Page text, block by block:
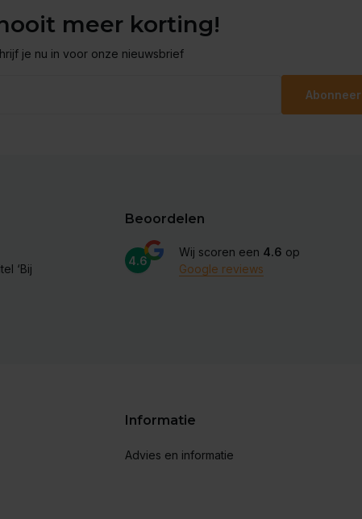
meer korting!
je nu in voor onze nieuwsbrief
Abonneer
‘Bij
Beoordelen
4.6
Wij scoren een 4.6 op
Google reviews
Informatie
Advies en informatie